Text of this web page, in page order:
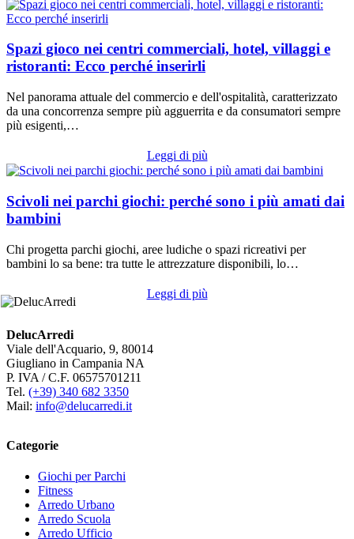
Spazi gioco nei centri commerciali, hotel, villaggi e
ristoranti: Ecco perché inserirli
Nel panorama attuale del commercio e dell'ospitalità, caratterizzato
da una concorrenza sempre più agguerrita e da consumatori sempre
più esigenti,…
Leggi di più
Scivoli nei parchi giochi: perché sono i più amati dai
bambini
Chi progetta parchi giochi, aree ludiche o spazi ricreativi per
bambini lo sa bene: tra tutte le attrezzature disponibili, lo…
Leggi di più
DelucArredi
Viale dell'Acquario, 9, 80014
Giugliano in Campania NA
P. IVA / C.F. 06575701211
Tel. (+39) 340 682 3350
Mail: info@delucarredi.it
Categorie
Giochi per Parchi
Fitness
Arredo Urbano
Arredo Scuola
Arredo Ufficio